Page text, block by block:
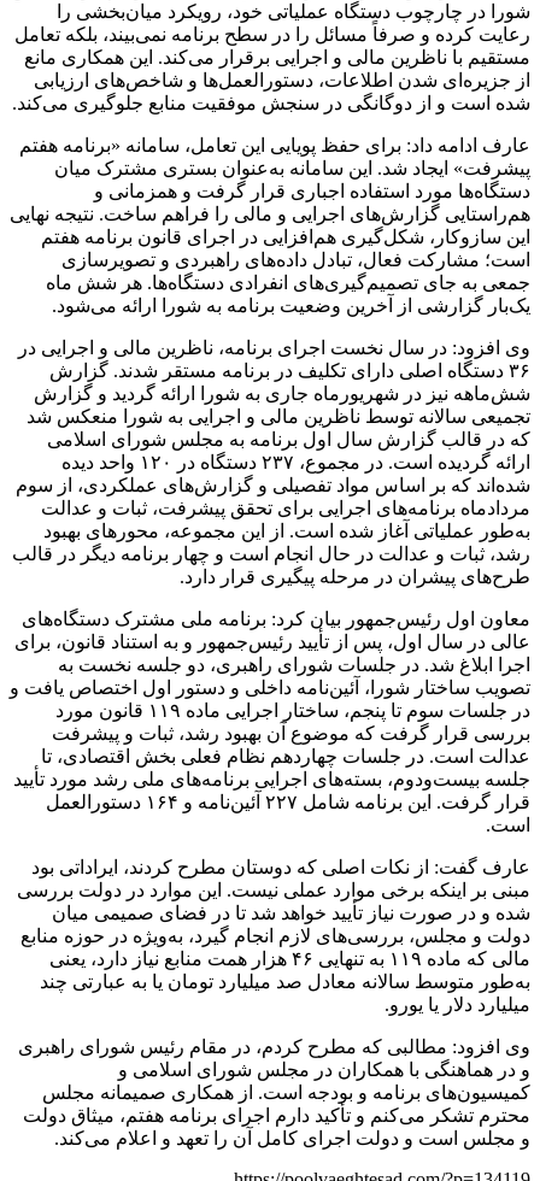
شورا در چارچوب دستگاه عملیاتی خود، رویکرد میان‌بخشی را
رعایت کرده و صرفاً مسائل را در سطح برنامه نمی‌بیند، بلکه تعامل
مستقیم با ناظرین مالی و اجرایی برقرار می‌کند. این همکاری مانع
از جزیره‌ای شدن اطلاعات، دستورالعمل‌ها و شاخص‌های ارزیابی
شده است و از دوگانگی در سنجش موفقیت منابع جلوگیری می‌کند.
عارف ادامه داد: برای حفظ پویایی این تعامل، سامانه «برنامه هفتم
پیشرفت» ایجاد شد. این سامانه به‌عنوان بستری مشترک میان
دستگاه‌ها مورد استفاده اجباری قرار گرفت و همزمانی و
هم‌راستایی گزارش‌های اجرایی و مالی را فراهم ساخت. نتیجه نهایی
این سازوکار، شکل‌گیری هم‌افزایی در اجرای قانون برنامه هفتم
است؛ مشارکت فعال، تبادل داده‌های راهبردی و تصویرسازی
جمعی به جای تصمیم‌گیری‌های انفرادی دستگاه‌ها. هر شش ماه
یک‌بار گزارشی از آخرین وضعیت برنامه به شورا ارائه می‌شود.
وی افزود: در سال نخست اجرای برنامه، ناظرین مالی و اجرایی در
۳۶ دستگاه اصلی دارای تکلیف در برنامه مستقر شدند. گزارش
شش‌ماهه نیز در شهریورماه جاری به شورا ارائه گردید و گزارش
تجمیعی سالانه توسط ناظرین مالی و اجرایی به شورا منعکس شد
که در قالب گزارش سال اول برنامه به مجلس شورای اسلامی
ارائه گردیده است. در مجموع، ۲۳۷ دستگاه در ۱۲۰ واحد دیده
شده‌اند که بر اساس مواد تفصیلی و گزارش‌های عملکردی، از سوم
مردادماه برنامه‌های اجرایی برای تحقق پیشرفت، ثبات و عدالت
به‌طور عملیاتی آغاز شده است. از این مجموعه، محورهای بهبود
رشد، ثبات و عدالت در حال انجام است و چهار برنامه دیگر در قالب
طرح‌های پیشران در مرحله پیگیری قرار دارد.
معاون اول رئیس‌جمهور بیان کرد: برنامه ملی مشترک دستگاه‌های
عالی در سال اول، پس از تأیید رئیس‌جمهور و به استناد قانون، برای
اجرا ابلاغ شد. در جلسات شورای راهبری، دو جلسه نخست به
تصویب ساختار شورا، آئین‌نامه داخلی و دستور اول اختصاص یافت و
در جلسات سوم تا پنجم، ساختار اجرایی ماده ۱۱۹ قانون مورد
بررسی قرار گرفت که موضوع آن بهبود رشد، ثبات و پیشرفت
عدالت است. در جلسات چهاردهم نظام فعلی بخش اقتصادی، تا
جلسه بیست‌ودوم، بسته‌های اجرایی برنامه‌های ملی رشد مورد تأیید
قرار گرفت. این برنامه شامل ۲۲۷ آئین‌نامه و ۱۶۴ دستورالعمل
است.
عارف گفت: از نکات اصلی که دوستان مطرح کردند، ایراداتی بود
مبنی بر اینکه برخی موارد عملی نیست. این موارد در دولت بررسی
شده و در صورت نیاز تأیید خواهد شد تا در فضای صمیمی میان
دولت و مجلس، بررسی‌های لازم انجام گیرد، به‌ویژه در حوزه منابع
مالی که ماده ۱۱۹ به تنهایی ۴۶ هزار همت منابع نیاز دارد، یعنی
به‌طور متوسط سالانه معادل صد میلیارد تومان یا به عبارتی چند
میلیارد دلار یا یورو.
وی افزود: مطالبی که مطرح کردم، در مقام رئیس شورای راهبری
و در هماهنگی با همکاران در مجلس شورای اسلامی و
کمیسیون‌های برنامه و بودجه است. از همکاری صمیمانه مجلس
محترم تشکر می‌کنم و تأکید دارم اجرای برنامه هفتم، میثاق دولت
و مجلس است و دولت اجرای کامل آن را تعهد و اعلام می‌کند.